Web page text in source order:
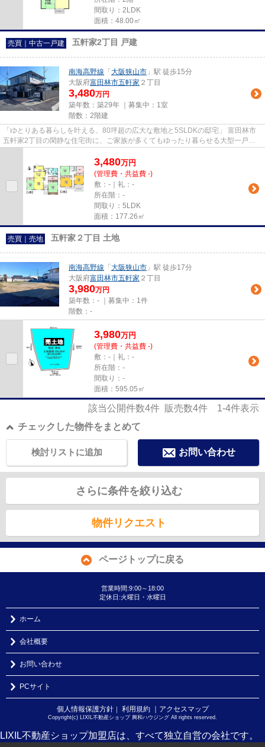
間取り：2LDK
面積：48.00㎡
売買｜中古一戸建 五軒家2丁目 戸建
南海高野線 「 大阪狭山市 」駅 徒歩15分
大阪府富田林市五軒家 ２丁目
3,480万円
築年数：築29年 ｜募集中： 1室
階数：2階建
「ゆとりある暮らしを叶える、80坪超の広大な敷地と5SLDKの邸宅」 富田林市
五軒家2丁目の閑静な住宅街に、ご家族が多くてもゆったり暮らせる大型一戸建
3,480万円
(管理費・共益費 -)
敷：-｜礼：-
所在階：-
間取り：5LDK
面積：177.26㎡
売買｜売地 五軒家２丁目 土地
南海高野線 「 大阪狭山市 」駅 徒歩17分
大阪府富田林市五軒家 ２丁目
3,980万円
築年数：- ｜募集中： 1件
階数：-
3,980万円
(管理費・共益費 -)
敷：-｜礼：-
所在階：-
間取り：-
面積：595.05㎡
該当公開件数4件 販売数4件 1-4件表示
チェックした物件をまとめて
お問い合わせ
検討リストに追加
さらに条件を絞り込む
物件リクエスト
ページトップに戻る
営業時間:9:00～18:00
定休日:火曜日・水曜日
ホーム
会社概要
お問い合わせ
PCサイト
個人情報保護方針｜ 利用規約 ｜アクセスマップ
Copyright(c) LIXIL不動産ショップ 興和ハウジング All rights reserved.
LIXIL不動産ショップ加盟店は、すべて独立自営の会社です。